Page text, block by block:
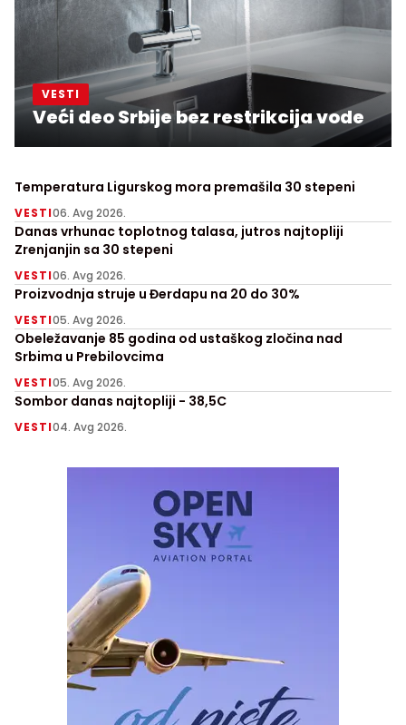
VESTI
Veći deo Srbije bez restrikcija vode
Temperatura Ligurskog mora premašila 30 stepeni
VESTI06. Avg 2026.
Danas vrhunac toplotnog talasa, jutros najtopliji
Zrenjanjin sa 30 stepeni
VESTI06. Avg 2026.
Proizvodnja struje u Đerdapu na 20 do 30%
VESTI05. Avg 2026.
Obeležavanje 85 godina od ustaškog zločina nad
Srbima u Prebilovcima
VESTI05. Avg 2026.
Sombor danas najtopliji - 38,5C
VESTI04. Avg 2026.